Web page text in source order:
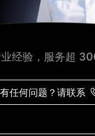
经验，服务超
有任何问题？请联系